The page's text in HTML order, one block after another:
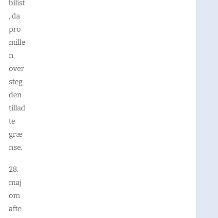
bilist
, da
pro
mille
n
over
steg
den
tillad
te
græ
nse.
28.
maj
om
afte